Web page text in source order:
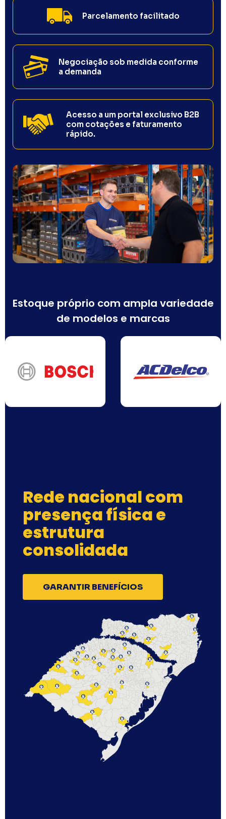
Parcelamento facilitado
Negociação sob medida conforme
a demanda
Acesso a um portal exclusivo B2B
com cotações e faturamento
rápido.
Estoque próprio com ampla variedade
de modelos e marcas
Rede nacional com
presença física e
estrutura
consolidada
GARANTIR BENEFÍCIOS